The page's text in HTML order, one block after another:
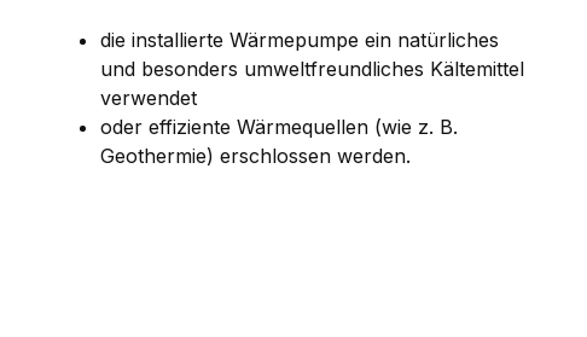
die installierte Wärmepumpe ein natürliches
und besonders umweltfreundliches Kältemittel
verwendet
oder effiziente Wärmequellen (wie z. B.
Geothermie) erschlossen werden.